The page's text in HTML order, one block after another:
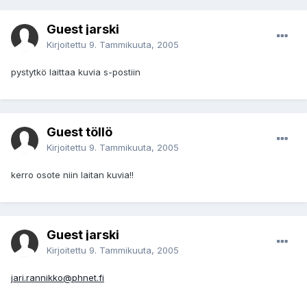
Guest jarski
Kirjoitettu 9. Tammikuuta, 2005
pystytkö laittaa kuvia s-postiin
Guest töllö
Kirjoitettu 9. Tammikuuta, 2005
kerro osote niin laitan kuvia!!
Guest jarski
Kirjoitettu 9. Tammikuuta, 2005
jari.rannikko@phnet.fi